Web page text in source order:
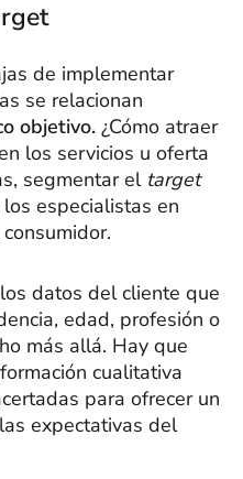
de implementar
se relacionan
objetivo. ¿Cómo atraer
los servicios u oferta
segmentar eltarget
especialistas en
datos del cliente que
edad, profesión o
más allá. Hay que
cualitativa
para ofrecer un
expectativas del